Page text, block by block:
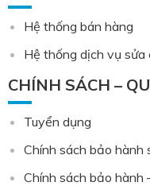
Hệ thống bán hàng
Hệ thống dịch vụ sửa
CHÍNH SÁCH –
Tuyển dụng
Chính sách bảo hành
Chính sách bảo hành